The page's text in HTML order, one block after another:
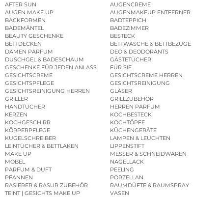
AFTER SUN
AUGENCREME
AUGEN MAKE UP
AUGENMAKEUP ENTFERNER
BACKFORMEN
BADTEPPICH
BADEMÄNTEL
BADEZIMMER
BEAUTY GESCHENKE
BESTECK
BETTDECKEN
BETTWÄSCHE & BETTBEZÜGE
DAMEN PARFUM
DEO & DEODORANTS
DUSCHGEL & BADESCHAUM
GÄSTETÜCHER
GESCHENKE FÜR JEDEN ANLASS
FÜR SIE
GESICHTSCREME
GESICHTSCREME HERREN
GESICHTSPFLEGE
GESICHTSREINIGUNG
GESICHTSREINIGUNG HERREN
GLÄSER
GRILLER
GRILLZUBEHÖR
HANDTÜCHER
HERREN PARFUM
KERZEN
KOCHBESTECK
KOCHGESCHIRR
KOCHTÖPFE
KÖRPERPFLEGE
KÜCHENGERÄTE
KUGELSCHREIBER
LAMPEN & LEUCHTEN
LEINTÜCHER & BETTLAKEN
LIPPENSTIFT
MAKE UP
MESSER & SCHNEIDWAREN
MÖBEL
NAGELLACK
PARFUM & DUFT
PEELING
PFANNEN
PORZELLAN
RASIERER & RASUR ZUBEHÖR
RAUMDÜFTE & RAUMSPRAY
TEINT | GESICHTS MAKE UP
VASEN